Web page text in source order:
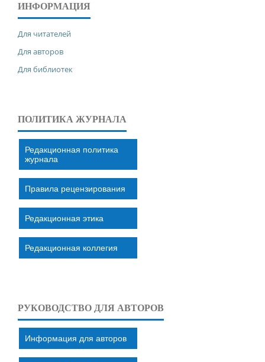
ИНФОРМАЦИЯ
Для читателей
Для авторов
Для библиотек
ПОЛИТИКА ЖУРНАЛА
Редакционная политика
журнала
Правила рецензирования
Редакционная этика
Редакционная коллегия
РУКОВОДСТВО ДЛЯ АВТОРОВ
Информация для авторов